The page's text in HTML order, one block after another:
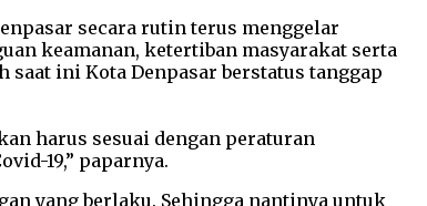
secara rutin terus menggelar
keamanan, ketertiban masyarakat serta
saat ini Kota Denpasar berstatus tanggap
harus sesuai dengan peraturan
19,” paparnya.
yang berlaku. Sehingga nantinya untuk